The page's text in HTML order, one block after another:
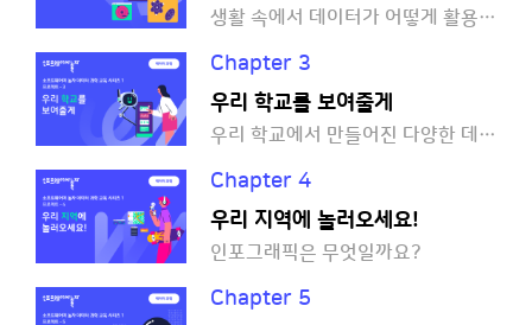
생활 속에서 데이터가 어떻게 활용되고 있는지 알아볼까요?
Chapter 3
우리 학교를 보여줄게
우리 학교에서 만들어진 다양한 데이터를 시각화하는 방법을 알아볼까요?
Chapter 4
우리 지역에 놀러오세요!
인포그래픽은 무엇일까요?
Chapter 5